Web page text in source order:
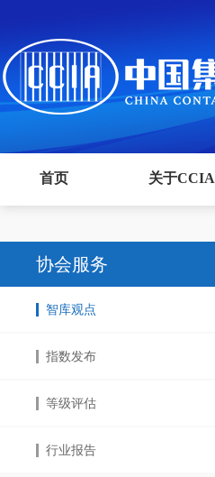
首页 关于CCIA
协会服务
智库观点
指数发布
等级评估
行业报告